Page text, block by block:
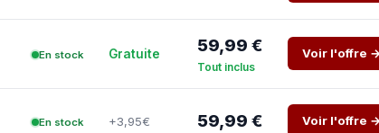
En stock Gratuite 59,99 €
Tout inclus
Voir l'offre →
En stock +3,95€ 59,99 € Voir l'offre →